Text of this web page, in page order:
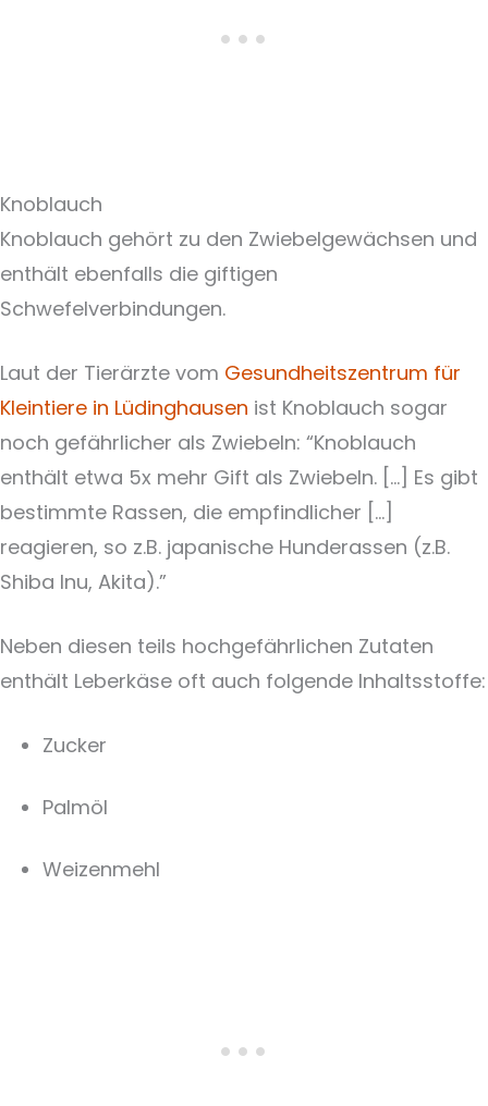
Knoblauch
Knoblauch gehört zu den Zwiebelgewächsen und
enthält ebenfalls die giftigen
Schwefelverbindungen.
Laut der Tierärzte vom Gesundheitszentrum für
Kleintiere in Lüdinghausen ist Knoblauch sogar
noch gefährlicher als Zwiebeln: “Knoblauch
enthält etwa 5x mehr Gift als Zwiebeln. […] Es gibt
bestimmte Rassen, die empfindlicher […]
reagieren, so z.B. japanische Hunderassen (z.B.
Shiba Inu, Akita).”
Neben diesen teils hochgefährlichen Zutaten
enthält Leberkäse oft auch folgende Inhaltsstoffe:
Zucker
Palmöl
Weizenmehl